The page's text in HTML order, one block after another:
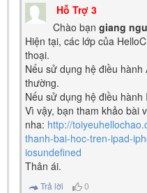
Hỗ Trợ 3
Chào bạn giang
Hiện tại, các lớp của
thoại.
Nếu sử dụng hệ điều
thường.
Nếu sử dụng hệ điều
Vì vậy, bạn tham khảo bài
nha: http://
thanh-bai-hoc-tren-ipad-
iosundefined
Thân ái.
Trả lời 0